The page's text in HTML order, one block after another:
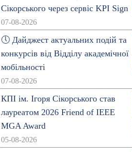
Сікорського через сервіс KPI Sign
07-08-2026
🕔 Дайджест актуальних подій та
конкурсів від Відділу академічної
мобільності
07-08-2026
КПІ ім. Ігоря Сікорського став
лауреатом 2026 Friend of IEEE
MGA Award
05-08-2026